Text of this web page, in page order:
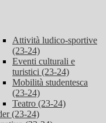
Attività ludico-sportive
(23-24)
Eventi culturali e
turistici (23-24)
Mobilità studentesca
(23-24)
Teatro (23-24)
(23-24)